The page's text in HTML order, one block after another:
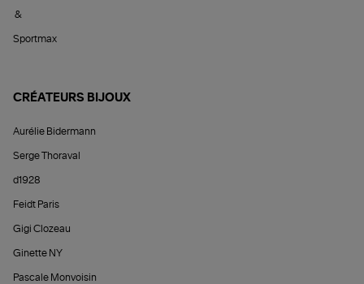
&
Sportmax
CRÉATEURS BIJOUX
Aurélie Bidermann
Serge Thoraval
d1928
Feidt Paris
Gigi Clozeau
Ginette NY
Pascale Monvoisin